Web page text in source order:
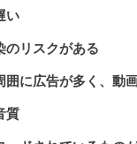
い
のリスクがある
囲に広告が多く、動
質